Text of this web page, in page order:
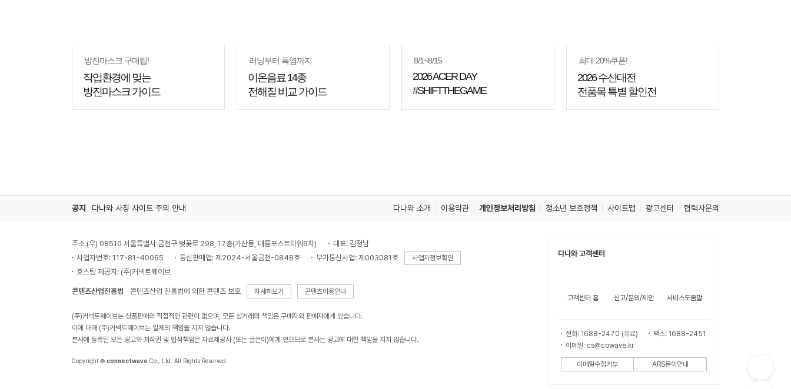
방진마스크 구매팁!
작업환경에 맞는
방진마스크 가이드
러닝부터 폭염까지
이온음료 14종
전해질 비교 가이드
8/1~8/15
2026 ACER DAY
#SHIFTTHEGAME
최대 20%쿠폰!
2026 수산대전
전품목 특별 할인전
공지 다나와 사칭 사이트 주의 안내 다나와 소개 이용약관 개인정보처리방침 청소년 보호정책 사이트맵 광고센터 협력사문의
주소 (우) 08510 서울특별시 금천구 벚꽃로 298, 17층(가산동, 대륭포스트타워6차)
대표: 김정남
사업자번호: 117-81-40065
통신판매업: 제2024-서울금천-0848호 부가통신사업: 제003081호 사업자정보확인
호스팅 제공자: (주)커넥트웨이브
콘텐츠산업진흥법 콘텐츠산업 진흥법에 의한 콘텐츠 보호 자세히보기 콘텐츠이용안내
(주)커넥트웨이브는 상품판매와 직접적인 관련이 없으며, 모든 상거래의 책임은 구매자와 판매자에게 있습니다.
이에 대해 (주)커넥트웨이브는 일체의 책임을 지지 않습니다.
본사에 등록된 모든 광고와 저작권 및 법적책임은 자료제공사 (또는 글쓴이)에게 있으므로 본사는 광고에 대한 책임을 지지 않습니다.
Copyright © connectwave Co., Ltd. All Rights Reserved.
다나와 고객센터
고객센터 홈 신고/문의/제안 서비스도움말
전화: 1688-2470 (유료)
팩스: 1688-2451
이메일: cs@cowave.kr
이메일수집거부 ARS문의안내